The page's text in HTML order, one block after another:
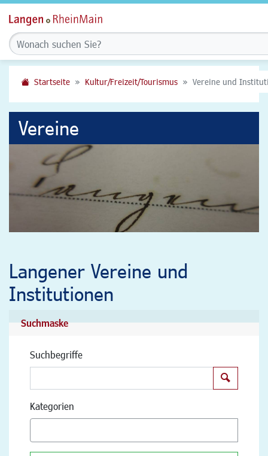
Startseite Kultur/Freizeit/Tourismus Vereine und
Vereine
Langener Vereine und
Institutionen
Suchmaske
Suchbegriffe
Kategorien